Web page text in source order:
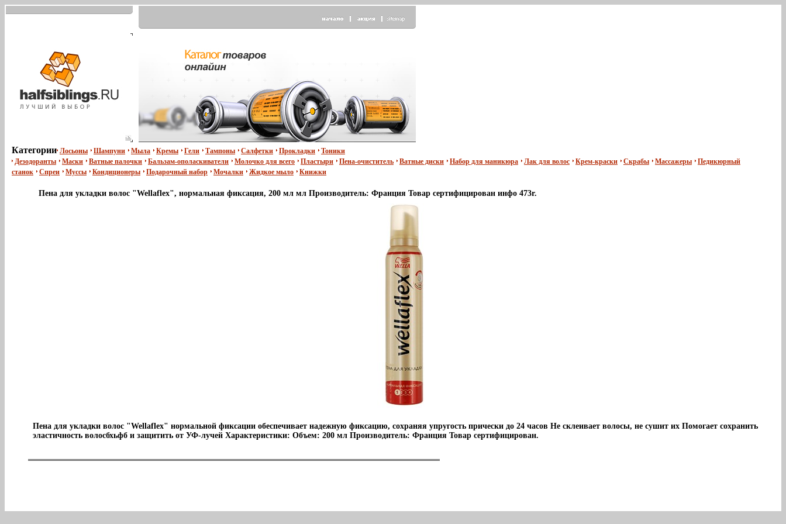
Категории Лосьоны Шампуни Мыла Кремы Гели Тампоны Салфетки Прокладки
Тоники
Дезодоранты
Маски Ватные палочки Бальзам-ополаскиватели Молочко для всего Пластыри Пена-очиститель Ватные диски Набор для маникюра Лак для волос Крем-краски Скрабы Массажеры
Педикюрный
станок
Спреи Муссы Кондиционеры Подарочный набор Мочалки Жидкое мыло Книжки
Пена для укладки волос "Wellaflex", нормальная фиксация, 200 мл мл Производитель: Франция Товар сертифицирован инфо 473r.
Пена для укладки волос "Wellaflex" нормальной фиксации обеспечивает надежную фиксацию, сохраняя упругость прически до 24 часов Не склеивает волосы, не сушит их Помогает сохранить
эластичность волосбхьфб и защитить от УФ-лучей Характеристики: Объем: 200 мл Производитель: Франция Товар сертифицирован.